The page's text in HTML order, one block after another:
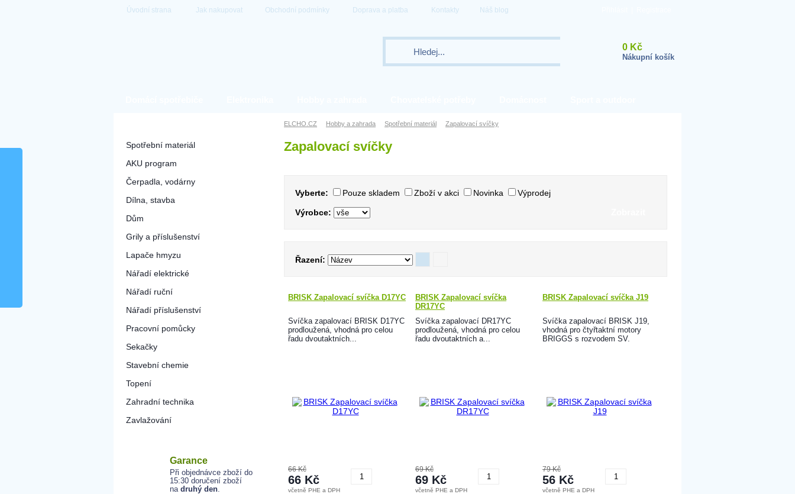
Úvodní strana Jak nakupovat Obchodní podmínky Doprava a platba Kontakty Náš blog
0 Kč
Nákupní košík
Spotřební materiál
AKU program
Čerpadla, vodárny
Dílna, stavba
Dům
Grily a příslušenství
Lapače hmyzu
Nářadí elektrické
Nářadí ruční
Nářadí příslušenství
Pracovní pomůcky
Sekačky
Stavební chemie
Topení
Zahradní technika
Zavlažování
Garance
Při objednávce zboží do
15:30 doručení zboží
na druhý den.
ELCHO.CZ Hobby a zahrada Spotřební materiál Zapalovací svíčky
Zapalovací svíčky
Vyberte: Pouze skladem Zboží v akci Novinka Výprodej
Výrobce:
Řazení:
BRISK Zapalovací svíčka D17YC
Svíčka zapalovací BRISK D17YC
prodloužená, vhodná pro celou
řadu dvoutaktních...
66 Kč
66 Kč
včetně PHE a DPH
BRISK Zapalovací svíčka
DR17YC
Svíčka zapalovací DR17YC
prodloužená, vhodná pro celou
řadu dvoutaktních a...
69 Kč
69 Kč
včetně PHE a DPH
BRISK Zapalovací svíčka J19
Svíčka zapalovací BRISK J19,
vhodná pro čtyřtaktní motory
BRIGGS s rozvodem SV.
79 Kč
56 Kč
včetně PHE a DPH